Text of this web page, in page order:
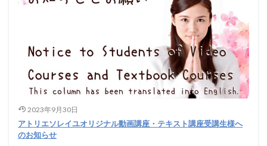
2023年9月30日
アトリエソレイユオリジナル動画講座・テキスト講座受講生様へ
のお知らせ